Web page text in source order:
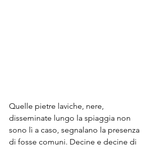
Quelle pietre laviche, nere,
disseminate lungo la spiaggia non
sono lì a caso, segnalano la presenza
di fosse comuni. Decine e decine di